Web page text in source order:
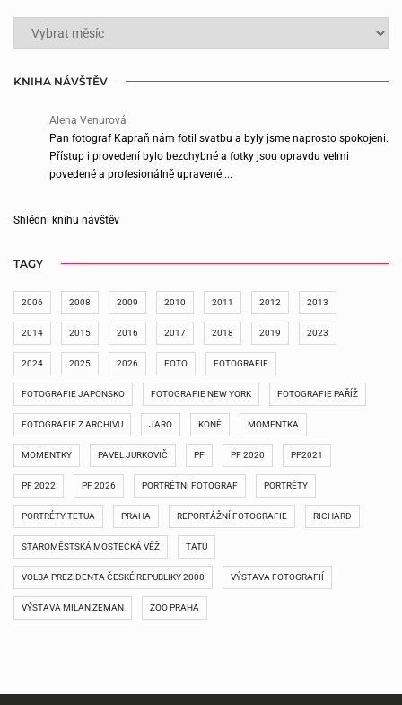
ARCHIV
KNIHA NÁVŠTĚV
Alena Venurová
Pan fotograf Kapraň nám fotil svatbu a byly jsme naprosto spokojeni.
Přístup i provedení bylo bezchybné a fotky jsou opravdu velmi
povedené a profesionálně upravené....
Shlédni knihu návštěv
TAGY
2006 2008 2009 2010 2011 2012 2013
2014 2015 2016 2017 2018 2019 2023
2024 2025 2026 FOTO FOTOGRAFIE
FOTOGRAFIE JAPONSKO FOTOGRAFIE NEW YORK FOTOGRAFIE PAŘÍŽ
FOTOGRAFIE Z ARCHIVU JARO KONĚ MOMENTKA
MOMENTKY PAVEL JURKOVIČ PF PF 2020 PF2021
PF 2022 PF 2026 PORTRÉTNÍ FOTOGRAF PORTRÉTY
PORTRÉTY TETUA PRAHA REPORTÁŽNÍ FOTOGRAFIE RICHARD
STAROMĚSTSKÁ MOSTECKÁ VĚŽ TATU
VOLBA PREZIDENTA ČESKÉ REPUBLIKY 2008 VÝSTAVA FOTOGRAFIÍ
VÝSTAVA MILAN ZEMAN ZOO PRAHA